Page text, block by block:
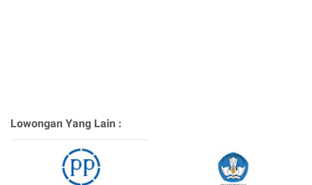
Lowongan Yang Lain :